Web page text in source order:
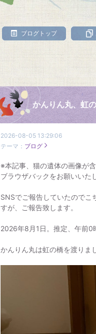
ブログトップ
かんりん丸、虹
2026-08-05 13:29:06
テーマ： ブログ
※本記事、猫の遺体の画像が
ブラウザバックをお願いいた
SNSでご報告していたので
すが、ご報告致します。
2026年8月1日。推定、午前0
かんりん丸は虹の橋を渡りま